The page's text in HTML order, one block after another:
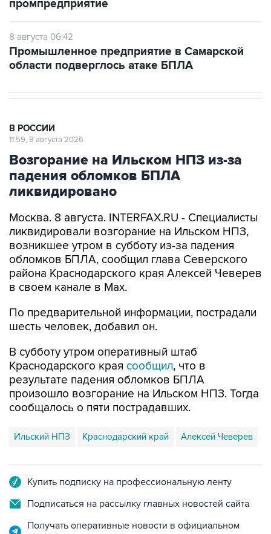
промпредприятие
8 августа 06:42
Промышленное предприятие в Самарской
области подверглось атаке БПЛА
В РОССИИ
11:59, 8 августа 2026
Возгорание на Ильском НПЗ из-за
падения обломков БПЛА
ликвидировано
Москва. 8 августа. INTERFAX.RU - Специалисты
ликвидировали возгорание на Ильском НПЗ,
возникшее утром в субботу из-за падения
обломков БПЛА, сообщил глава Северского
района Краснодарского края Алексей Чеверев
в своем канале в Max.
По предварительной информации, пострадали
шесть человек, добавил он.
В субботу утром оперативный штаб
Краснодарского края сообщил, что в
результате падения обломков БПЛА
произошло возгорание на Ильском НПЗ. Тогда
сообщалось о пяти пострадавших.
Ильский НПЗ Краснодарский край Алексей Чеверев
Купить подписку на профессиональную ленту
Подписаться на рассылку главных новостей сайта
Получать оперативные новости в официальном